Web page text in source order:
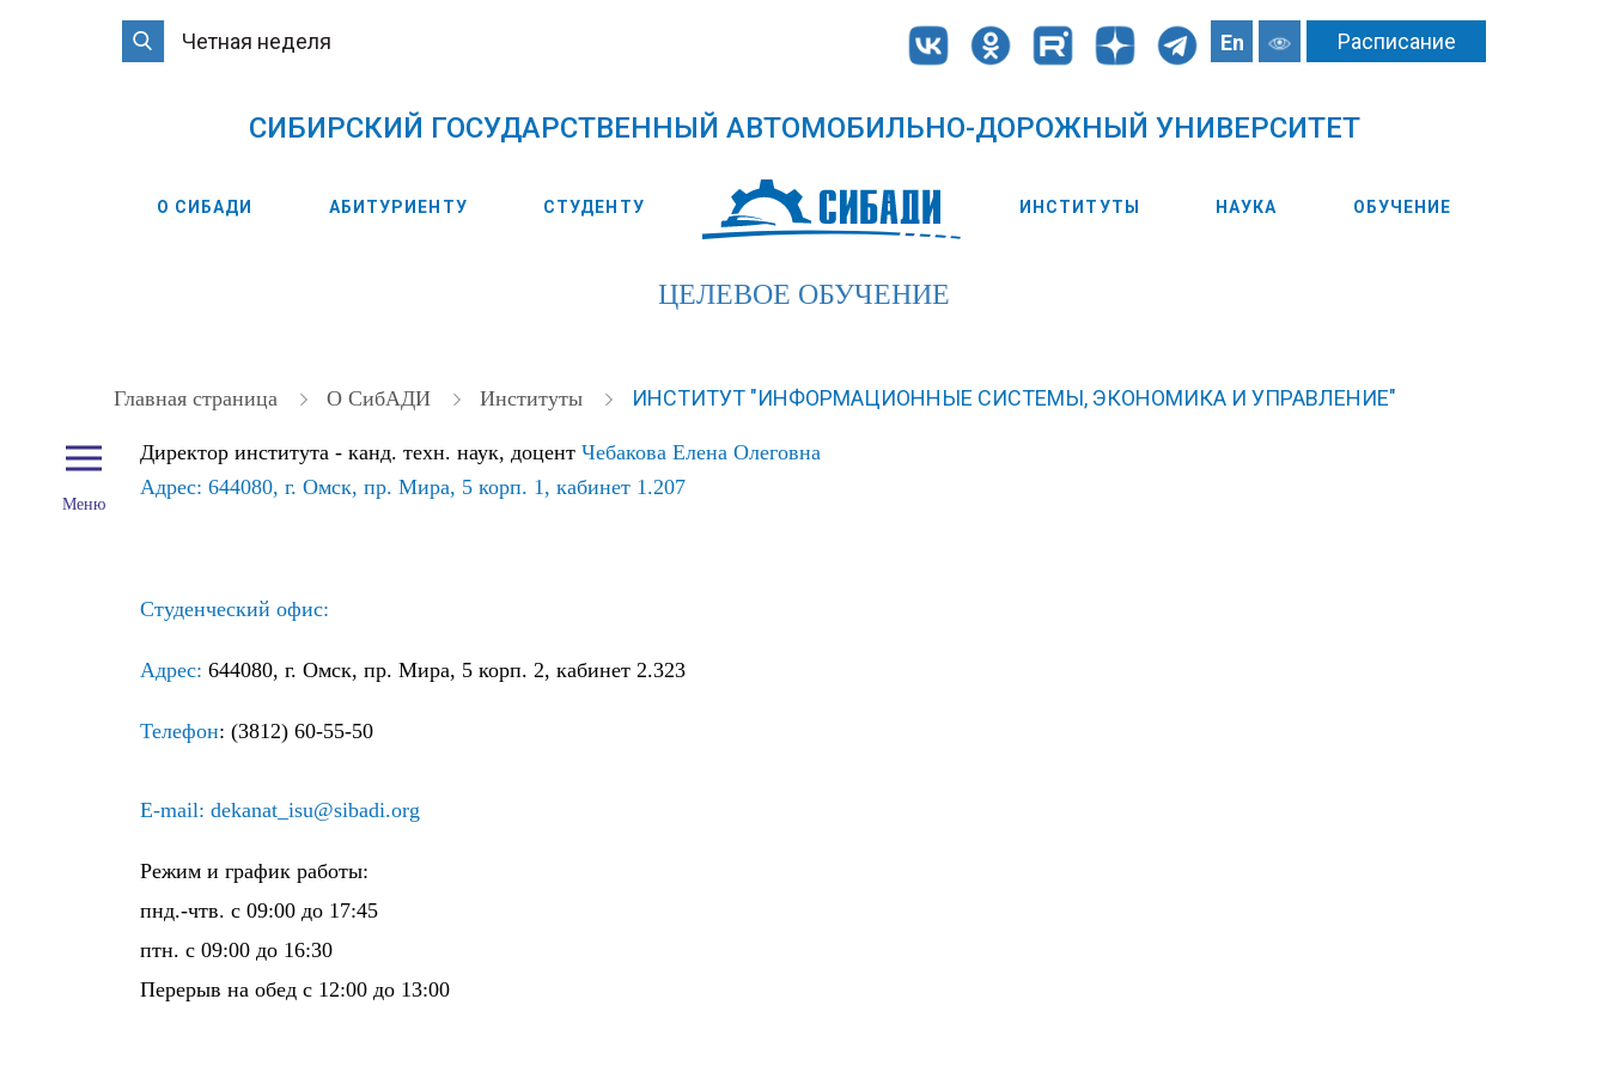
Четная неделя En Расписание
CИБИРСКИЙ ГОСУДАРСТВЕННЫЙ АВТОМОБИЛЬНО-ДОРОЖНЫЙ УНИВЕРСИТЕТ
О СИБАДИ АБИТУРИЕНТУ СТУДЕНТУ ИНСТИТУТЫ НАУКА ОБУЧЕНИЕ
ЦЕЛЕВОЕ ОБУЧЕНИЕ
Главная страница О СибАДИ Институты ИНСТИТУТ "ИНФОРМАЦИОННЫЕ СИСТЕМЫ, ЭКОНОМИКА И УПРАВЛЕНИЕ"
Меню
Директор института - канд. техн. наук, доцент Чебакова Елена Олеговна
Адрес: 644080, г. Омск, пр. Мира, 5 корп. 1, кабинет 1.207
Студенческий офис:
Адрес: 644080, г. Омск, пр. Мира, 5 корп. 2, кабинет 2.323
Телефон: (3812) 60-55-50
E-mail: dekanat_isu@sibadi.org
Режим и график работы:
пнд.-чтв. с 09:00 до 17:45
птн. с 09:00 до 16:30
Перерыв на обед с 12:00 до 13:00